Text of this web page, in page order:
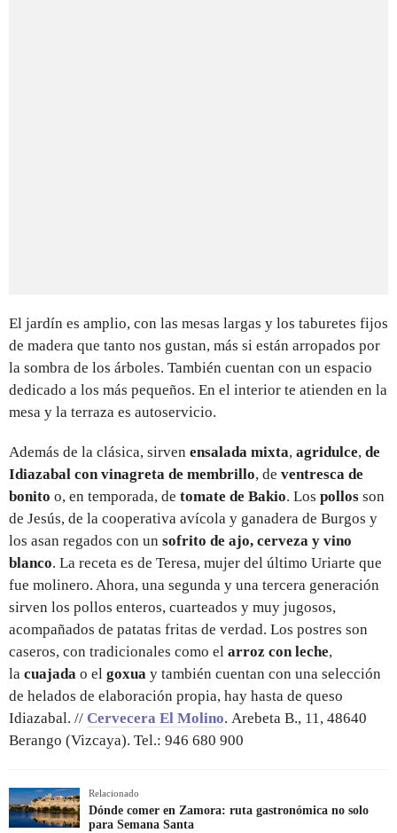
El jardín es amplio, con las mesas largas y los taburetes fijos
de madera que tanto nos gustan, más si están arropados por
la sombra de los árboles. También cuentan con un espacio
dedicado a los más pequeños. En el interior te atienden en la
mesa y la terraza es autoservicio.
Además de la clásica, sirven ensalada mixta, agridulce, de
Idiazabal con vinagreta de membrillo, de ventresca de
bonito o, en temporada, de tomate de Bakio. Los pollos son
de Jesús, de la cooperativa avícola y ganadera de Burgos y
los asan regados con un sofrito de ajo, cerveza y vino
blanco. La receta es de Teresa, mujer del último Uriarte que
fue molinero. Ahora, una segunda y una tercera generación
sirven los pollos enteros, cuarteados y muy jugosos,
acompañados de patatas fritas de verdad. Los postres son
caseros, con tradicionales como el arroz con leche,
la cuajada o el goxua y también cuentan con una selección
de helados de elaboración propia, hay hasta de queso
Idiazabal. // Cervecera El Molino. Arebeta B., 11, 48640
Berango (Vizcaya). Tel.: 946 680 900
Relacionado
Dónde comer en Zamora: ruta gastronómica no solo
para Semana Santa